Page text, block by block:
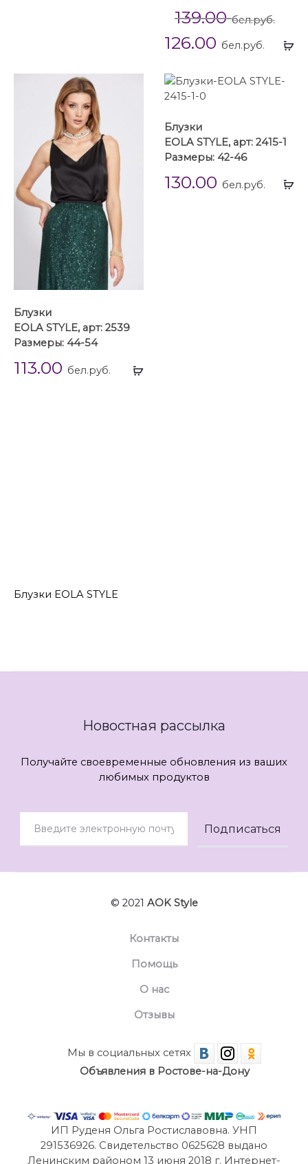
139.00бел.руб.
126.00 бел.руб.
Выбрать
Блузки
EOLA STYLE, арт: 2539
Размеры: 44-54
113.00 бел.руб.
Блузки
EOLA STYLE, арт: 2415-1
Размеры: 42-46
130.00 бел.руб.
Блузки EOLA STYLE
Новостная рассылка
Получайте своевременные обновления из ваших
любимых продуктов
© 2021 AOK Style
Контакты
Помощь
О нас
Отзывы
Мы в социальных сетях
Объявления в Ростове-на-Дону
ИП Руденя Ольга Ростиславовна. УНП
291536926. Свидетельство 0625628 выдано
Ленинским районом 13 июня 2018 г. Интернет-